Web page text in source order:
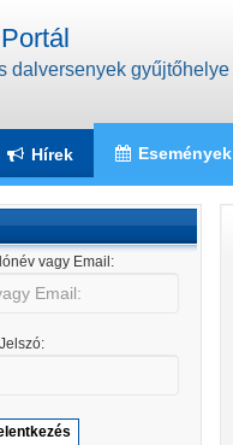
dalversenyek gyűjtőhelye
Hírek Események
vagy Email:
vagy
Jelszó: